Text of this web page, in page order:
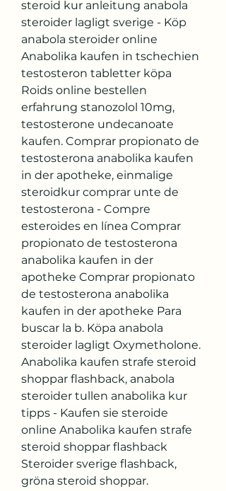
steroid kur anleitung anabola
steroider lagligt sverige - Köp
anabola steroider online
Anabolika kaufen in tschechien
testosteron tabletter köpa
Roids online bestellen
erfahrung stanozolol 10mg,
testosterone undecanoate
kaufen. Comprar propionato de
testosterona anabolika kaufen
in der apotheke, einmalige
steroidkur comprar unte de
testosterona - Compre
esteroides en línea Comprar
propionato de testosterona
anabolika kaufen in der
apotheke Comprar propionato
de testosterona anabolika
kaufen in der apotheke Para
buscar la b. Köpa anabola
steroider lagligt Oxymetholone.
Anabolika kaufen strafe steroid
shoppar flashback, anabola
steroider tullen anabolika kur
tipps - Kaufen sie steroide
online Anabolika kaufen strafe
steroid shoppar flashback
Steroider sverige flashback,
gröna steroid shoppar.